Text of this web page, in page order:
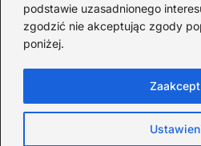
podstawie uzasadnionego
zgodzić nie akceptując zgody
poniżej.
Piłsudskiego 211AD, 14-714 Kielce
733 311 7511
O Jazz Juniors